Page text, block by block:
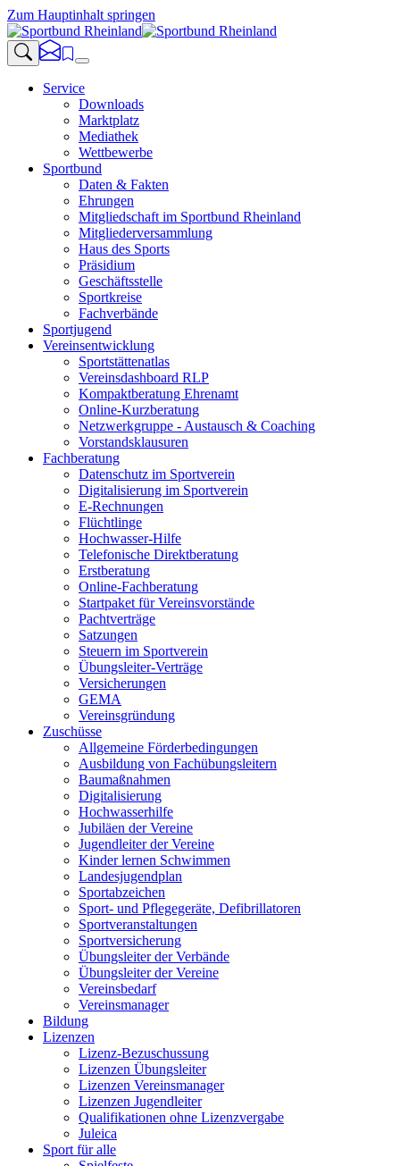
Zum Hauptinhalt springen
Service
Downloads
Marktplatz
Mediathek
Wettbewerbe
Sportbund
Daten & Fakten
Ehrungen
Mitgliedschaft im Sportbund Rheinland
Mitgliederversammlung
Haus des Sports
Präsidium
Geschäftsstelle
Sportkreise
Fachverbände
Sportjugend
Vereinsentwicklung
Sportstättenatlas
Vereinsdashboard RLP
Kompaktberatung Ehrenamt
Online-Kurzberatung
Netzwerkgruppe - Austausch & Coaching
Vorstandsklausuren
Fachberatung
Datenschutz im Sportverein
Digitalisierung im Sportverein
E-Rechnungen
Flüchtlinge
Hochwasser-Hilfe
Telefonische Direktberatung
Erstberatung
Online-Fachberatung
Startpaket für Vereinsvorstände
Pachtverträge
Satzungen
Steuern im Sportverein
Übungsleiter-Verträge
Versicherungen
GEMA
Vereinsgründung
Zuschüsse
Allgemeine Förderbedingungen
Ausbildung von Fachübungsleitern
Baumaßnahmen
Digitalisierung
Hochwasserhilfe
Jubiläen der Vereine
Jugendleiter der Vereine
Kinder lernen Schwimmen
Landesjugendplan
Sportabzeichen
Sport- und Pflegegeräte, Defibrillatoren
Sportveranstaltungen
Sportversicherung
Übungsleiter der Verbände
Übungsleiter der Vereine
Vereinsbedarf
Vereinsmanager
Bildung
Lizenzen
Lizenz-Bezuschussung
Lizenzen Übungsleiter
Lizenzen Vereinsmanager
Lizenzen Jugendleiter
Qualifikationen ohne Lizenzvergabe
Juleica
Sport für alle